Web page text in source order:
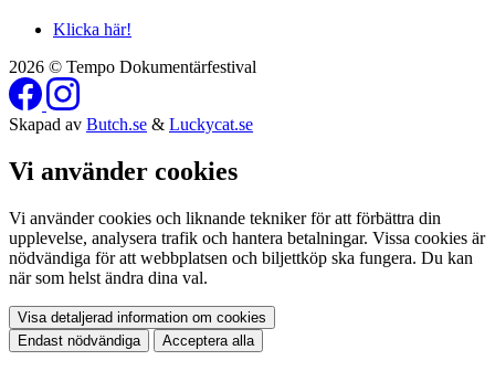
Klicka här!
2026 © Tempo Dokumentärfestival
Skapad av Butch.se & Luckycat.se
Vi använder cookies
Vi använder cookies och liknande tekniker för att förbättra din
upplevelse, analysera trafik och hantera betalningar. Vissa cookies är
nödvändiga för att webbplatsen och biljettköp ska fungera. Du kan
när som helst ändra dina val.
Visa detaljerad information om cookies
Endast nödvändiga
Acceptera alla